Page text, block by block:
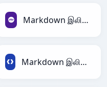
Markdown இலிருந்து PHP
Markdown இலிருந்து Protobuf